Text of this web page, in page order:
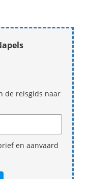
de reisgids naar
en aanvaard